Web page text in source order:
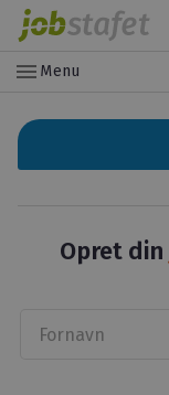
menu Menu
Opret din
Fornavn